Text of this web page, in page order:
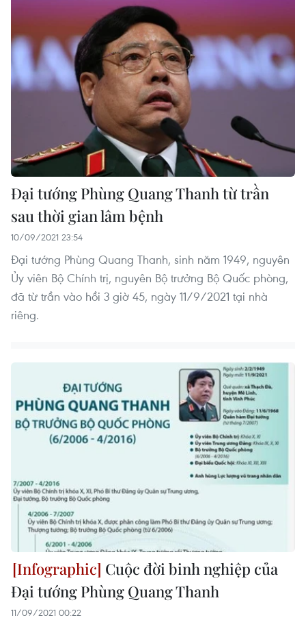
Đại tướng Phùng Quang Thanh từ trần
sau thời gian lâm bệnh
10/09/2021 23:54
Đại tướng Phùng Quang Thanh, sinh năm 1949, nguyên
Ủy viên Bộ Chính trị, nguyên Bộ trưởng Bộ Quốc phòng,
đã từ trần vào hồi 3 giờ 45, ngày 11/9/2021 tại nhà
riêng.
Cuộc đời binh nghiệp của
Đại tướng Phùng Quang Thanh
11/09/2021 00:22